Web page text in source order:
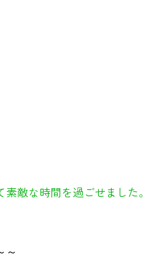
敵な時間を過ごせました。
～